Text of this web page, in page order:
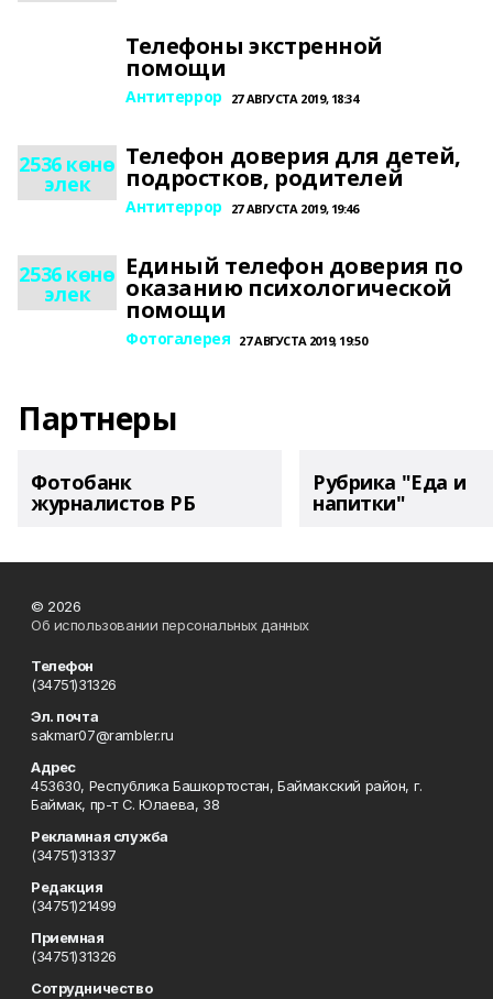
Телефоны экстренной
помощи
Антитеррор 27 АВГУСТА 2019, 18:34
2536 көнө
элек
Телефон доверия для детей,
подростков, родителей
Антитеррор 27 АВГУСТА 2019, 19:46
2536 көнө
элек
Единый телефон доверия по
оказанию психологической
помощи
Фотогалерея 27 АВГУСТА 2019, 19:50
Партнеры
Фотобанк
журналистов РБ
Рубрика "Еда и
напитки"
© 2026
Об использовании персональных данных
Телефон
(34751)31326
Эл. почта
sakmar07@rambler.ru
Адрес
453630, Республика Башкортостан, Баймакский район, г.
Баймак, пр-т С. Юлаева, 38
Рекламная служба
(34751)31337
Редакция
(34751)21499
Приемная
(34751)31326
Сотрудничество